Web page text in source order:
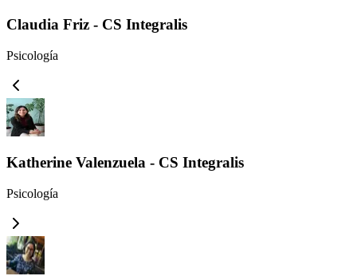
Claudia Friz - CS Integralis
Psicología
Katherine Valenzuela - CS Integralis
Psicología